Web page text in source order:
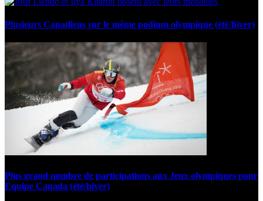
Plusieurs Canadiens sur le même podium olympique (été/hiver)
Plus grand nombre de participations aux Jeux olympiques pour
Équipe Canada (été/hiver)